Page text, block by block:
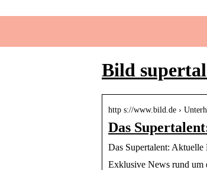
Bild
http s://www.bild.de ›
Das
Das Supertalent:
Exklusive News rund um